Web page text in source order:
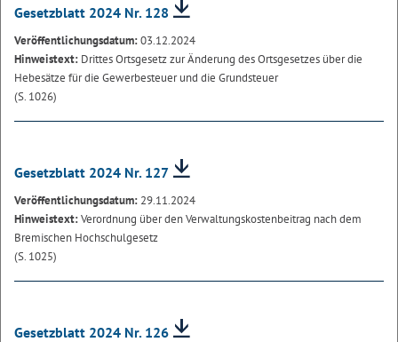
Gesetzblatt 2024 Nr. 128
Veröffentlichungsdatum:03.12.2024
Hinweistext: Drittes Ortsgesetz zur Änderung des Ortsgesetzes über die
Hebesätze für die Gewerbesteuer und die Grundsteuer
(S. 1026)
Gesetzblatt 2024 Nr. 127
Veröffentlichungsdatum: 29.11.2024
Hinweistext:Verordnung über den Verwaltungskostenbeitrag nach dem
Bremischen Hochschulgesetz
(S. 1025)
Gesetzblatt 2024 Nr. 126